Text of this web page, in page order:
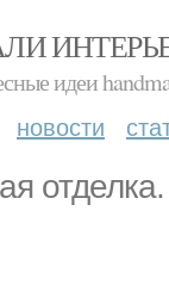
идеи
новости